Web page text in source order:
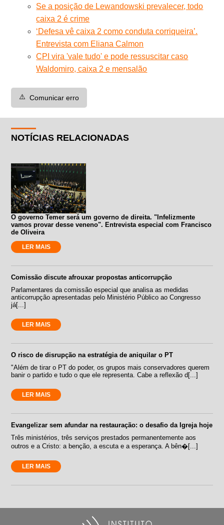
Se a posição de Lewandowski prevalecer, todo
caixa 2 é crime
‘Defesa vê caixa 2 como conduta corriqueira’.
Entrevista com Eliana Calmon
CPI vira 'vale tudo' e pode ressuscitar caso
Waldomiro, caixa 2 e mensalão
⚠️ Comunicar erro
NOTÍCIAS RELACIONADAS
O governo Temer será um governo de direita. "Infelizmente
vamos provar desse veneno". Entrevista especial com Francisco
de Oliveira
LER MAIS
Comissão discute afrouxar propostas anticorrupção
Parlamentares da comissão especial que analisa as medidas
anticorrupção apresentadas pelo Ministério Público ao Congresso
já[...]
LER MAIS
O risco de disrupção na estratégia de aniquilar o PT
"Além de tirar o PT do poder, os grupos mais conservadores querem
banir o partido e tudo o que ele representa. Cabe a reflexão d[...]
LER MAIS
Evangelizar sem afundar na restauração: o desafio da Igreja hoje
Três ministérios, três serviços prestados permanentemente aos
outros e a Cristo: a benção, a escuta e a esperança. A bên�[...]
LER MAIS